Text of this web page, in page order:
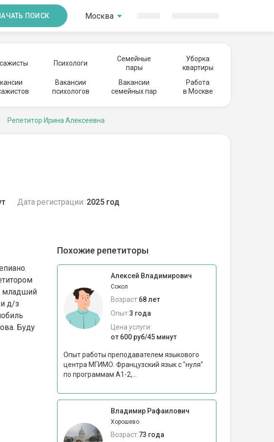
ПОИСК Москва
Психологи
Семейные
пары
Уборка
квартиры
Вакансии
психологов
Вакансии
семейных пар
Работа
в Москве
Репетитор Ирина Алексеевна
Дата регистрации: 2025 год
младший
д/з
Буду
Похожие репетиторы
Алексей Владимирович
Сокол
Возраст:68 лет
Опыт:3 года
Цена услуги:
от 600 руб/45 минут
Опыт работы преподавателем языкового
центра МГИМО. Французский язык с "нуля"
по программам А1-2,...
Владимир Рафаилович
Хорошево
Возраст:73 года